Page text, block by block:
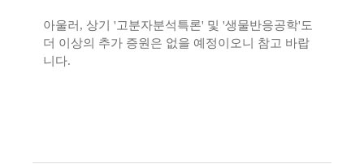
아울러, 상기 '고분자분석특론' 및 '생물반응공학'도
더 이상의 추가 증원은 없을 예정이오니 참고 바랍
니다.